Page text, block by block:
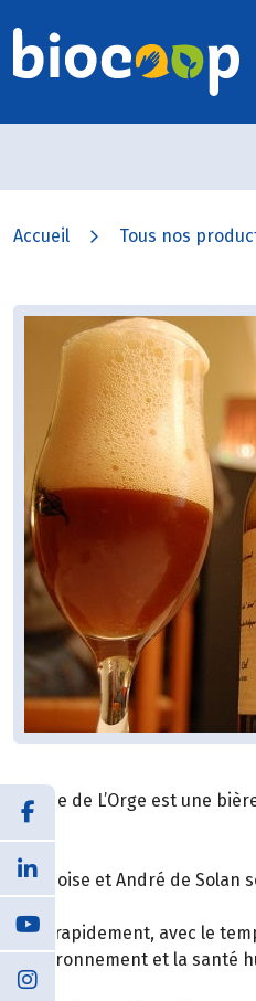
Accueil Tous nos
La Fille de L’Orge est une
Françoise et André de Solan
Très rapidement, avec le
l’environnement et la santé